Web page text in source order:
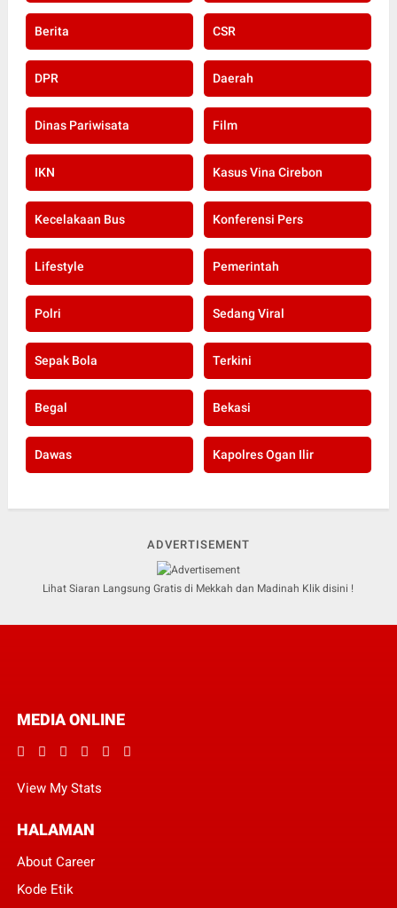
Berita CSR
DPR Daerah
Dinas Pariwisata Film
IKN Kasus Vina Cirebon
Kecelakaan Bus Konferensi Pers
Lifestyle Pemerintah
Polri Sedang Viral
Sepak Bola Terkini
Begal Bekasi
Dawas Kapolres Ogan Ilir
ADVERTISEMENT
Lihat Siaran Langsung Gratis di Mekkah dan Madinah Klik disini !
MEDIA ONLINE
View My Stats
HALAMAN
About Career
Kode Etik